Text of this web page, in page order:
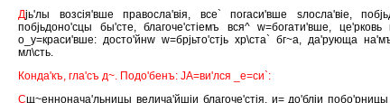
Дjь'лы возсiя'вше правосла'вiя, все` погаси'вше sлосла'вiе,
побjьдоно'сцы бы'сте, благоче'стiемъ вся^ w=богати'вше, це'рковь
о_у=краси'вше: досто'йнw w=брjьто'стjь хр\ста` бг~а, да'рующа
мл\сть.
Конда'къ, гла'съ д~. Подо'бенъ: JА=ви'лся _е=си`:
Сщ~еннонача'льницы велича'йшiи благоче'стiя, и= до'блiи побо'рницы